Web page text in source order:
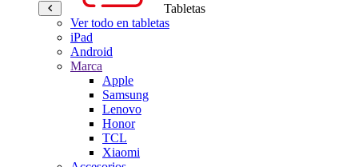
Tabletas
Ver todo en tabletas
iPad
Android
Marca
Apple
Samsung
Lenovo
Honor
TCL
Xiaomi